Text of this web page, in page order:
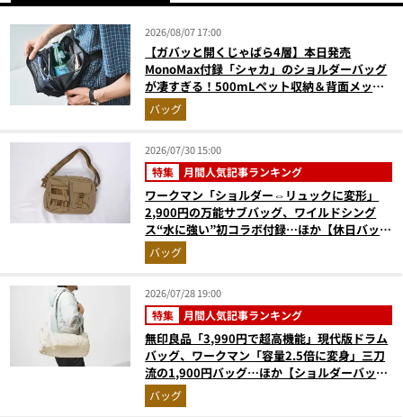
2026/08/07 17:00
【ガバッと開くじゃばら4層】本日発売
MonoMax付録「シャカ」のショルダーバッグ
が凄すぎる！500mLペット収納＆背面メッシ
ュでベタつかない
バッグ
2026/07/30 15:00
特集 月間人気記事ランキング
ワークマン「ショルダー⇔リュックに変形」
2,900円の万能サブバッグ、ワイルドシング
ス“水に強い”初コラボ付録…ほか【休日バッグ
の人気記事ランキングベスト3】（2026年6月
版）
バッグ
2026/07/28 19:00
特集 月間人気記事ランキング
無印良品「3,990円で超高機能」現代版ドラム
バッグ、ワークマン「容量2.5倍に変身」三刀
流の1,900円バッグ…ほか【ショルダーバッグ
の人気記事ランキングベスト3】（2026年6月
版）
バッグ